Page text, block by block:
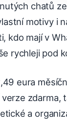
chatů
motivy i
kdo mají v
rychleji pod
eura
zdarma,
a